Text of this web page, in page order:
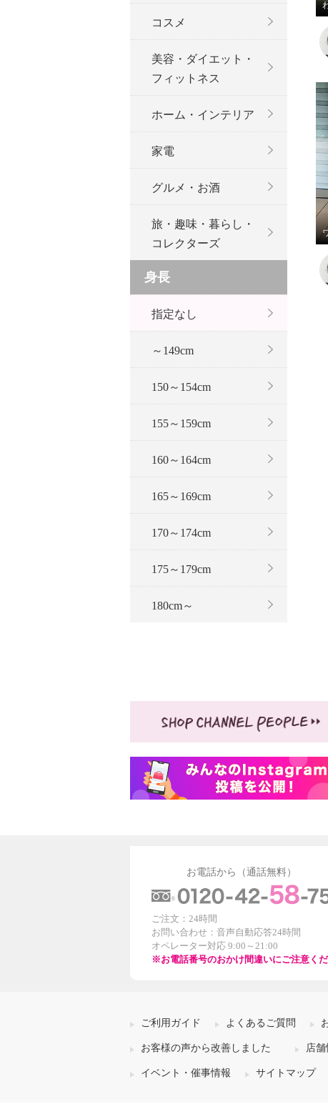
コスメ
美容・ダイエット・
フィットネス
ホーム・インテリア
家電
グルメ・お酒
旅・趣味・暮らし・
コレクターズ
身長
指定なし
～149cm
150～154cm
155～159cm
160～164cm
165～169cm
170～174cm
175～179cm
180cm～
お電話から（通話無料）
ご注文：24時間
お問い合わせ：音声自動応答24時間
オペレーター対応 9:00～21:00
※お電話番号のおかけ間違いにご注意くだ
ご利用ガイド よくあるご質問
お客様の声から改善しました 店
イベント・催事情報 サイトマップ